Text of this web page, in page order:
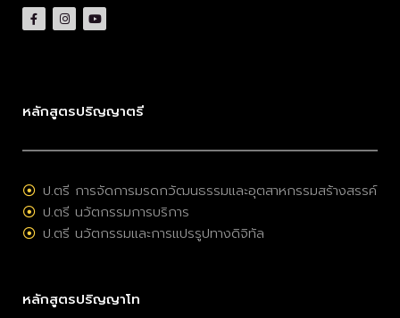
หลักสูตรปริญญาตรี
ป.ตรี การจัดการมรดกวัฒนธรรมและอุตสาหกรรมสร้างสรรค์
ป.ตรี นวัตกรรมการบริการ
ป.ตรี นวัตกรรมและการแปรรูปทางดิจิทัล
หลักสูตรปริญญาโท